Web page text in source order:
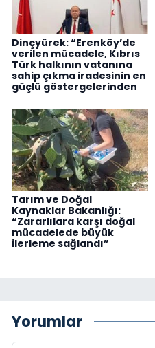
Dinçyürek: “Erenköy’de
verilen mücadele, Kıbrıs
Türk halkının vatanına
sahip çıkma iradesinin en
güçlü göstergelerinden
Tarım ve Doğal
Kaynaklar Bakanlığı:
“Zararlılara karşı doğal
mücadelede büyük
ilerleme sağlandı”
Yorumlar